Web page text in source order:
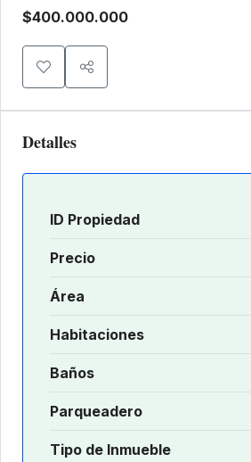
$400.000.000
Detalles
ID Propiedad
Precio
Área
Habitaciones
Baños
Parqueadero
Tipo de Inmueble